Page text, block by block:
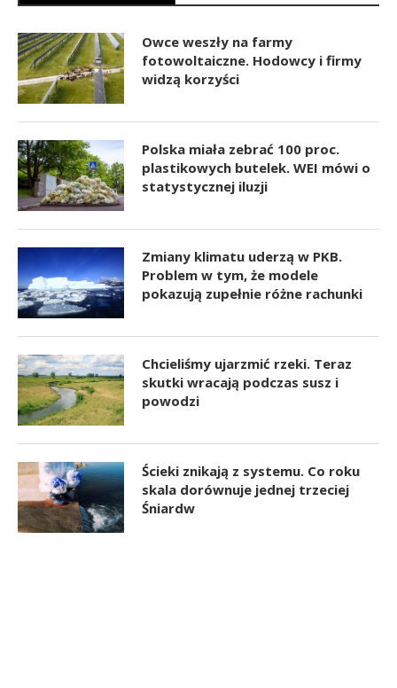
Owce weszły na farmy
fotowoltaiczne. Hodowcy i firmy
widzą korzyści
Polska miała zebrać 100 proc.
plastikowych butelek. WEI mówi o
statystycznej iluzji
Zmiany klimatu uderzą w PKB.
Problem w tym, że modele
pokazują zupełnie różne rachunki
Chcieliśmy ujarzmić rzeki. Teraz
skutki wracają podczas susz i
powodzi
Ścieki znikają z systemu. Co roku
skala dorównuje jednej trzeciej
Śniardw